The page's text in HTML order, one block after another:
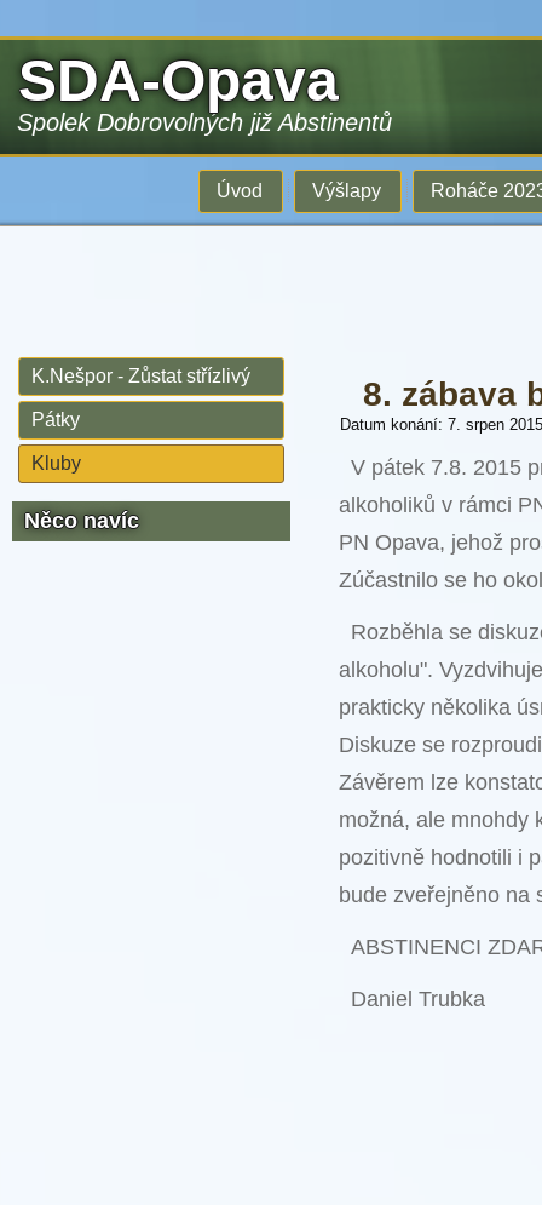
SDA-Opava
Spolek Dobrovolných již Abstinentů
Úvod Výšlapy Roháče
K.Nešpor - Zůstat střízlivý
Pátky
Kluby
Něco navíc
8. zábava
Datum konání: 7. srpen 2015
V pátek 7.8. 2015
alkoholiků v rámci
PN Opava, jehož
Zúčastnilo se ho
Rozběhla se
alkoholu".
prakticky několika
Diskuze se
Závěrem lze
možná, ale mnohdy
pozitivně hodnotili i
bude zveřejněno na
ABSTINENCI
Daniel Trubka